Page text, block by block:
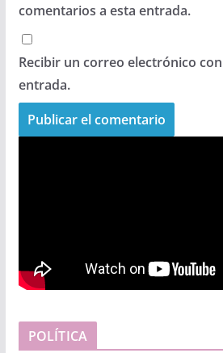
comentarios a esta entrada.
Recibir un correo electrónico
entrada.
POLÍTICA